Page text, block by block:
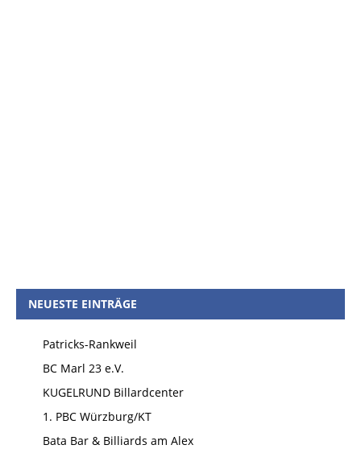
NEUESTE EINTRÄGE
Patricks-Rankweil
BC Marl 23 e.V.
KUGELRUND Billardcenter
1. PBC Würzburg/KT
Bata Bar & Billiards am Alex